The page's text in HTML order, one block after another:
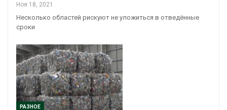
Ноя 18, 2021
Несколько областей рискуют не уложиться в отведённые
сроки
РАЗНОЕ